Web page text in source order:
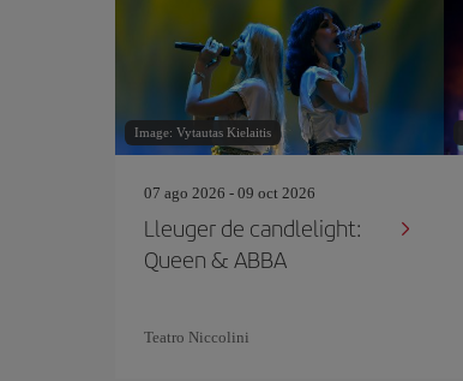
Image: Vytautas Kielaitis
07 ago 2026 - 09 oct 2026
Lleuger de candlelight:
Queen & ABBA
Teatro Niccolini